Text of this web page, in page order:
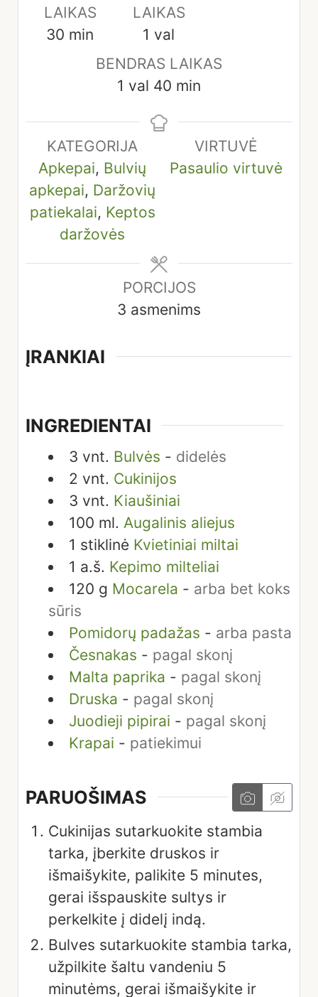
LAIKAS
30 minutes
min
LAIKAS
1 hour
val
BENDRAS LAIKAS
1 hour
val 40 minutes
min
KATEGORIJA
Apkepai, Bulvių
apkepai, Daržovių
patiekalai, Keptos
daržovės
VIRTUVĖ
Pasaulio virtuvė
PORCIJOS
3 asmenims
ĮRANKIAI
INGREDIENTAI
3 vnt. Bulvės - didelės
2 vnt. Cukinijos
3 vnt. Kiaušiniai
100 ml. Augalinis aliejus
1 stiklinė Kvietiniai miltai
1 a.š. Kepimo milteliai
120 g Mocarela - arba bet koks
sūris
Pomidorų padažas - arba pasta
Česnakas - pagal skonį
Malta paprika - pagal skonį
Druska - pagal skonį
Juodieji pipirai - pagal skonį
Krapai - patiekimui
PARUOŠIMAS
Cukinijas sutarkuokite stambia
tarka, įberkite druskos ir
išmaišykite, palikite 5 minutes,
gerai išspauskite sultys ir
perkelkite į didelį indą.
Bulves sutarkuokite stambia tarka,
užpilkite šaltu vandeniu 5
minutėms, gerai išmaišykite ir